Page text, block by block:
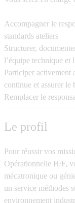
Accompagner le
standards ateliers
Structurer,
l’équipe technique et
Participer activement
continue et assurer le
Remplacer le
Le profil
Pour réussir vos
Opérationnelle H/F,
mécatronique ou
un service méthodes
environnement